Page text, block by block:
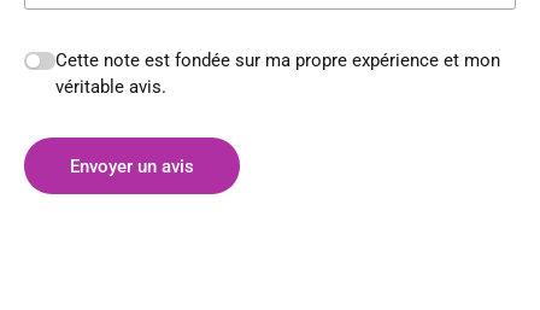
Cette note est fondée sur ma propre expérience et mon
véritable avis.
Envoyer un avis